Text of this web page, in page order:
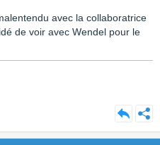
avec la collaboratrice
de voir avec Wendel pour le